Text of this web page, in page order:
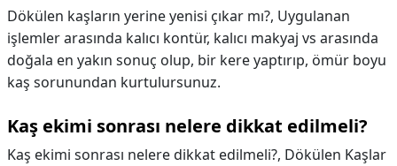
Dökülen kaşların yerine yenisi çıkar mı?, Uygulanan
işlemler arasında kalıcı kontür, kalıcı makyaj vs arasında
doğala en yakın sonuç olup, bir kere yaptırıp, ömür boyu
kaş sorunundan kurtulursunuz.
Kaş ekimi sonrası nelere dikkat edilmeli?
Kaş ekimi sonrası nelere dikkat edilmeli?, Dökülen Kaşlar